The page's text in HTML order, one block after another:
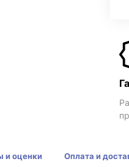
и оценки Оплата и